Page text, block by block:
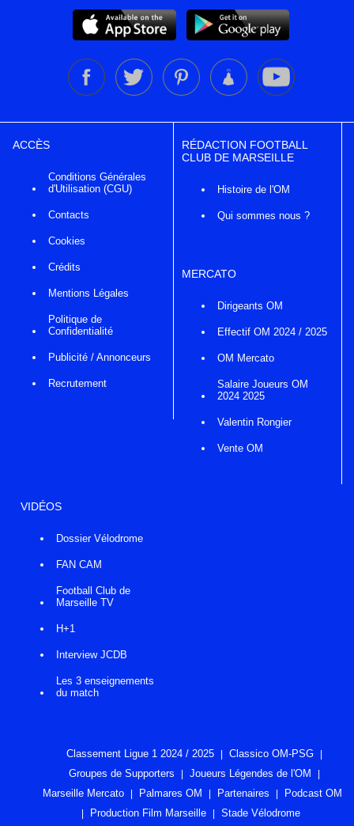
ACCÈS
Conditions Générales
d'Utilisation (CGU)
Contacts
Cookies
Crédits
Mentions Légales
Politique de
Confidentialité
Publicité / Annonceurs
Recrutement
RÉDACTION FOOTBALL
CLUB DE MARSEILLE
Histoire de l'OM
Qui sommes nous ?
MERCATO
Dirigeants OM
Effectif OM 2024 / 2025
OM Mercato
Salaire Joueurs OM
2024 2025
Valentin Rongier
Vente OM
VIDÉOS
Dossier Vélodrome
FAN CAM
Football Club de
Marseille TV
H+1
Interview JCDB
Les 3 enseignements
du match
Classement Ligue 1 2024 / 2025
Classico OM-PSG
Groupes de Supporters
Joueurs Légendes de l'OM
Marseille Mercato
Palmares OM Partenaires
Podcast OM
Production Film Marseille
Stade Vélodrome